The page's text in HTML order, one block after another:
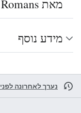
מאת Bieiris de Romans
מידע נוסף
נערך לאחרונה לפני 10 שנים